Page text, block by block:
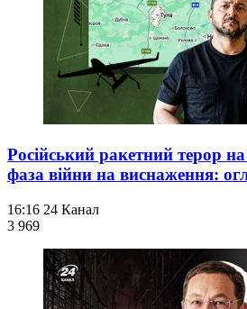
Російський ракетний терор
фаза війни на виснаження:
16:16 24 Канал
3 969